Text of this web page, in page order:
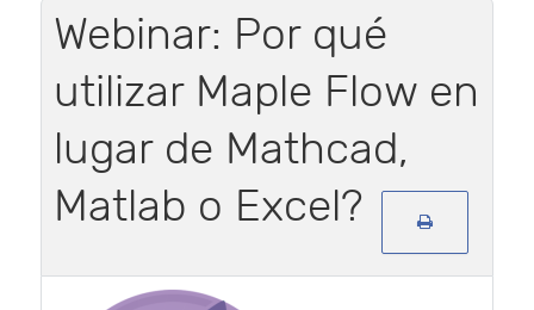
Webinar: Por qué
utilizar Maple Flow en
lugar de Mathcad,
Matlab o Excel?